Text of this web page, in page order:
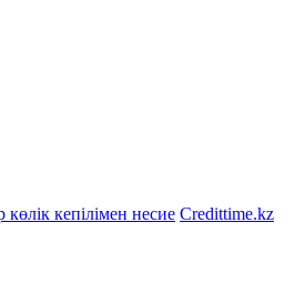
кепілімен несие Credittime.kz